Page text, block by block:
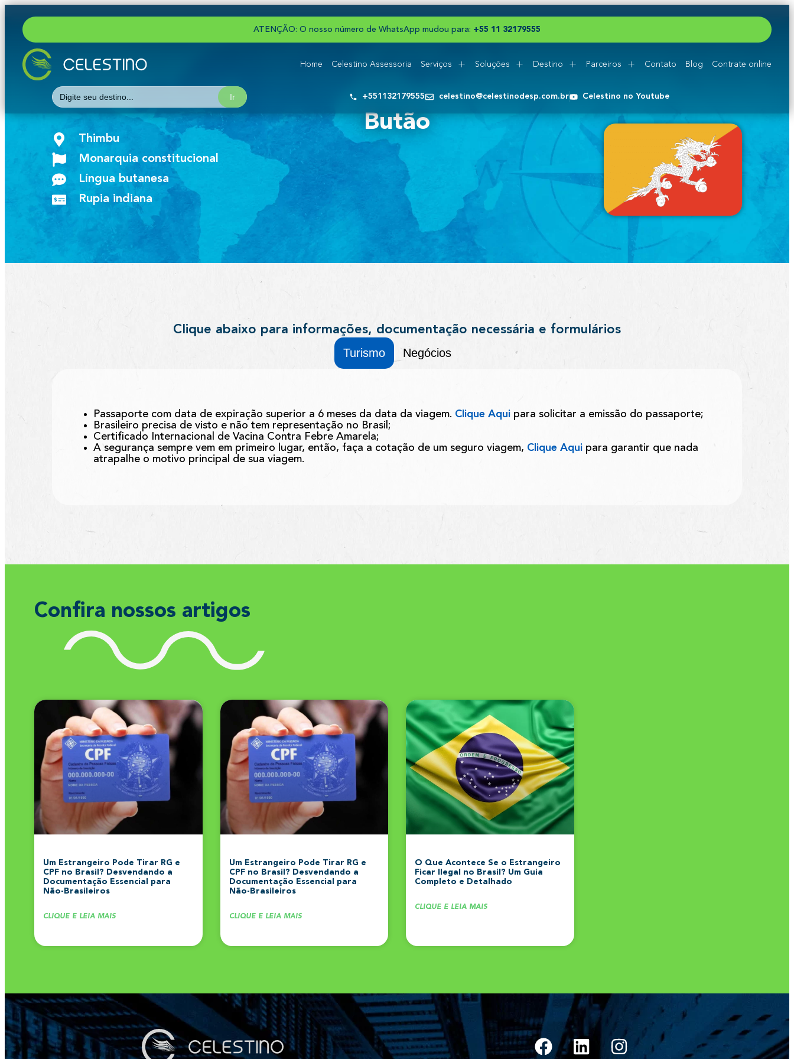
ATENÇÃO: O nosso número de WhatsApp mudou para: +55 1 1 321 79555
Home Celestino Assessoria Serviços Soluções Destino Parceiros Contato Blog Contrate online
Search
for:
+551132179555 celestino@celestinodesp.com.br Celestino no Youtube
Butão
Thimbu
Monarquia constitucional
Língua butanesa
Rupia indiana
Clique abaixo para informações, documentação necessária e formulários
Turismo
Negócios
Passaporte com data de expiração superior a 6 meses da data da viagem. Clique Aqui para solicitar a emissão do passaporte;
Brasileiro precisa de visto e não tem representação no Brasil;
Certificado Internacional de Vacina Contra Febre Amarela;
A segurança sempre vem em primeiro lugar, então, faça a cotação de um seguro viagem, Clique Aqui para garantir que nada
atrapalhe o motivo principal de sua viagem.
Confira nossos artigos
Um Estrangeiro Pode Tirar RG e
CPF no Brasil? Desvendando a
Documentação Essencial para
Não-Brasileiros
CLIQUE E LEIA MAIS
Um Estrangeiro Pode Tirar RG e
CPF no Brasil? Desvendando a
Documentação Essencial para
Não-Brasileiros
CLIQUE E LEIA MAIS
O Que Acontece Se o Estrangeiro
Ficar Ilegal no Brasil? Um Guia
Completo e Detalhado
CLIQUE E LEIA MAIS